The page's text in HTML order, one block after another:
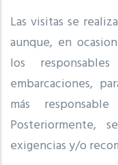
Las visitas se
aunque, en
los
embarcaciones,
más
Posteriormente,
exigencias y/o